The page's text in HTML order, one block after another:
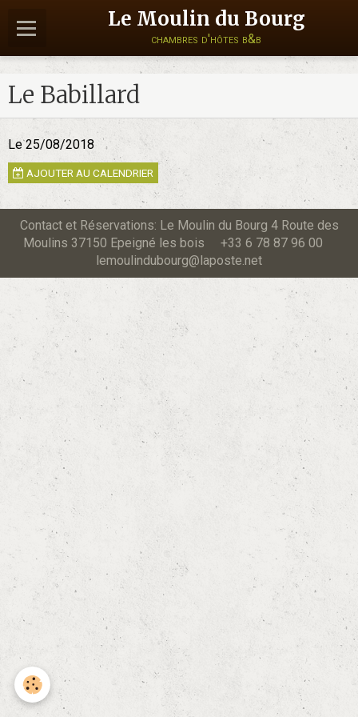
Le Moulin du Bourg
chambres d'hôtes b&b
Le Babillard
Le 25/08/2018
AJOUTER AU CALENDRIER
Contact et Réservations: Le Moulin du Bourg 4 Route des
Moulins 37150 Epeigné les bois +33 6 78 87 96 00
lemoulindubourg@laposte.net